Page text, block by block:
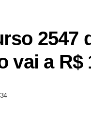
2547
vai a